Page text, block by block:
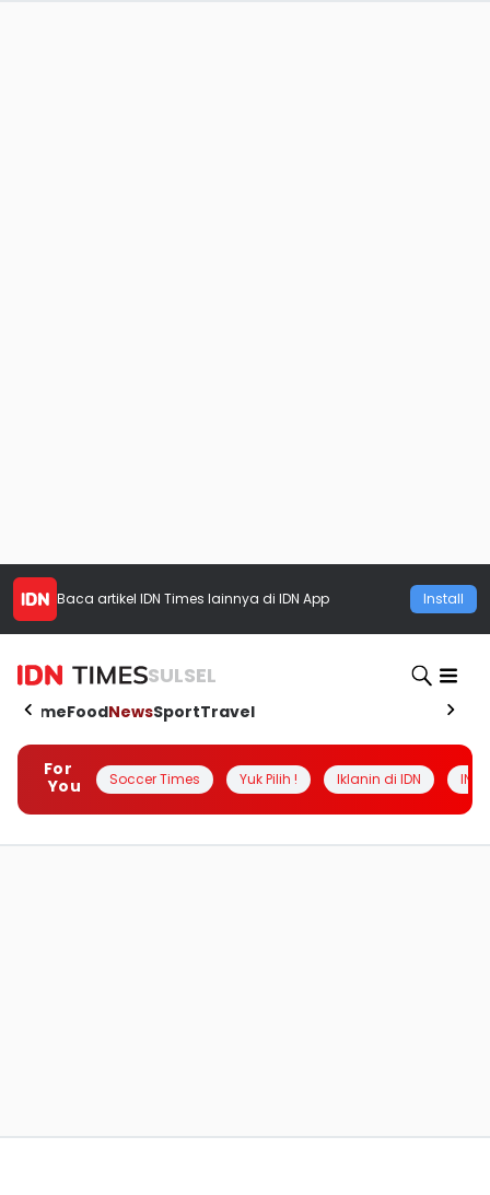
Baca artikel IDN Times lainnya di IDN App Install
SULSEL
HomeFoodNewsSportTravel
For
You
Soccer Times Yuk Pilih ! Iklanin di IDN